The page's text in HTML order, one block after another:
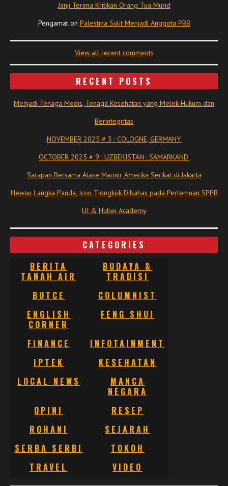
Janji Terima Kritikan Orang Tua Murid
Pengamaton Palestina Sulit Menjadi Anggota PBB
View all recent comments
RECENT POSTS
Menjadi Tenaga Medis, Tenaga Kesehatan yang Melek Hukum dan
Berintegritas
NOVEMBER 2025 # 3 : COLOGNE, GERMANY.
OCTOBER 2025 # 9 : UZBEKISTAN : SAMARKAND.
Sarapan Bersama Atase Marinir Amerika Serikat di Jakarta
Hewan Langka Panda, Icon Tiongkok Dibahas pada Pertemuan SPPB
UI & Hubei Academy
CATEGORIES
BERITA
TANAH AIR
BUDAYA &
TRADISI
BUTCE
COLUMNIST
ENGLISH
CORNER
FENG SHUI
FINANCE
INFOTAINMENT
IPTEK
KESEHATAN
LOCAL NEWS
MANCA
NEGARA
OPINI
RESEP
ROHANI
SEJARAH
SERBA SERBI
TOKOH
TRAVEL
VIDEO